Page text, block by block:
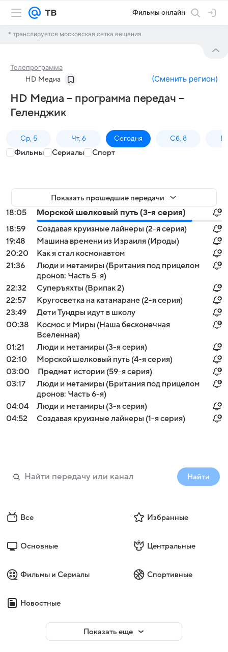
Фильмы онлайн
* транслируется московская сетка вещания
Телепрограмма
HD Медиа (Сменить регион)
HD Медиа – программа передач –
Геленджик
Ср, 5 Чт, 6 Сегодня Сб, 8
Фильмы Сериалы Спорт
Показать прошедшие передачи
18:05
Морской шелковый путь (3-я серия)
18:59
Создавая круизные лайнеры (2-я серия)
19:48
Машина времени из Израиля (Ироды)
20:20
Как я стал космонавтом
21:36
Люди и метамиры (Британия под прицелом
дронов: Часть 5-я)
22:32
Суперъяхты (Врипак 2)
22:57
Кругосветка на катамаране (2-я серия)
23:49
Дети Тундры идут в школу
00:38
Космос и Миры (Наша бесконечная
Вселенная)
01:21
Люди и метамиры (3-я серия)
02:10
Морской шелковый путь (4-я серия)
03:00
Предмет истории (59-я серия)
03:17
Люди и метамиры (Британия под прицелом
дронов: Часть 6-я)
04:04
Люди и метамиры (3-я серия)
04:52
Создавая круизные лайнеры (1-я серия)
Найти
Все Избранные
Основные Центральные
Фильмы и Сериалы Спортивные
Новостные
Показать еще